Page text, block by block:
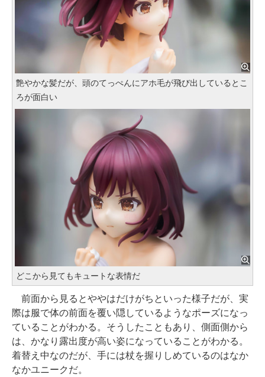
艶やかな髪だが、頭のてっぺんにアホ毛が飛び出しているとこ
ろが面白い
どこから見てもキュートな表情だ
前面から見るとややはだけがちといった様子だが、実
際は服で体の前面を覆い隠しているようなポーズになっ
ていることがわかる。そうしたこともあり、側面側から
は、かなり露出度が高い姿になっていることがわかる。
着替え中なのだが、手には杖を握りしめているのはなか
なかユニークだ。